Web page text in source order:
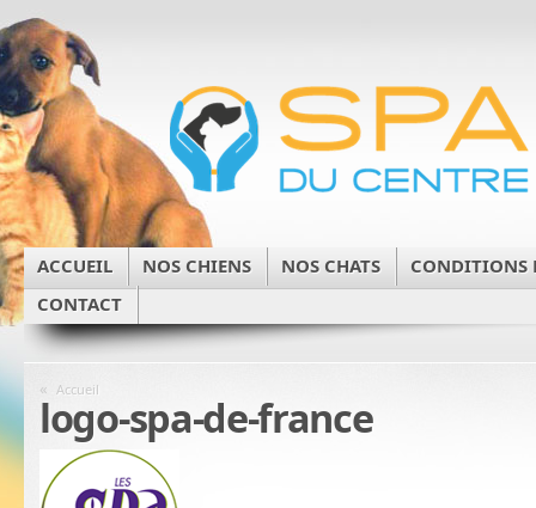
ACCUEIL NOS CHIENS NOS CHATS
CONDITIONS
CONTACT
« Accueil
logo-spa-de-france